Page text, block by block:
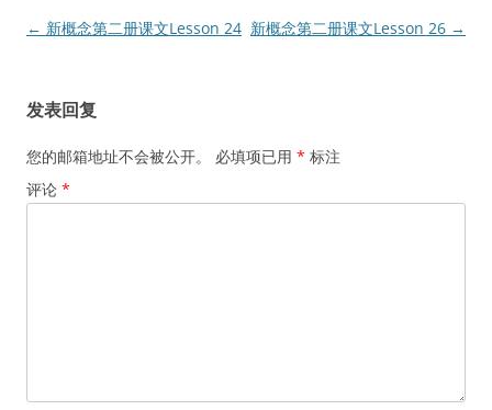
文
航
← 新概念第二册课文Lesson 24 新概念第二册课文Lesson 26 →
发表回复
您的邮箱地址不会被公开。 必填项已用 * 标注
评论 *